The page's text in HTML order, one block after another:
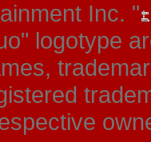
Inc. "
logotype